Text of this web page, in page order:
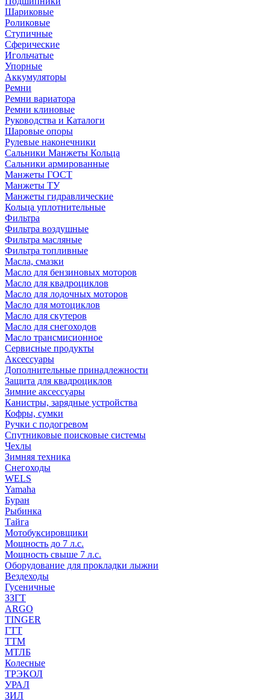
Шариковые
Роликовые
Ступичные
Сферические
Игольчатые
Упорные
Аккумуляторы
Ремни
Ремни вариатора
Ремни клиновые
Руководства и Каталоги
Шаровые опоры
Рулевые наконечники
Сальники Манжеты Кольца
Сальники армированные
Манжеты ГОСТ
Манжеты ТУ
Манжеты гидравлические
Кольца уплотнительные
Фильтра
Фильтра воздушные
Фильтра масляные
Фильтра топливные
Масла, смазки
Масло для бензиновых моторов
Масло для квадроциклов
Масло для лодочных моторов
Масло для мотоциклов
Масло для скутеров
Масло для снегоходов
Масло трансмисионное
Сервисные продукты
Аксессуары
Дополнительные принадлежности
Защита для квадроциклов
Зимние аксессуары
Канистры, зарядные устройства
Кофры, сумки
Ручки с подогревом
Спутниковые поисковые системы
Чехлы
Зимняя техника
Снегоходы
WELS
Yamaha
Буран
Рыбинка
Тайга
Мотобуксировщики
Мощность до 7 л.с.
Мощность свыше 7 л.с.
Оборудование для прокладки лыжни
Вездеходы
Гусеничные
ЗЗГТ
ARGO
TINGER
ГТТ
ТТМ
МТЛБ
Колесные
ТРЭКОЛ
УРАЛ
ЗИЛ